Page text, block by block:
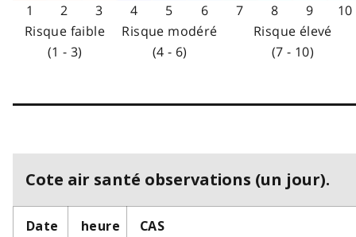
1 2 3 4 5 6 7 8 9
10
Risque faible
(1 - 3)
Risque modéré
(4 - 6)
Risque élevé
(7 - 10)
Cote air santé observations (un jour).
Date heure CAS